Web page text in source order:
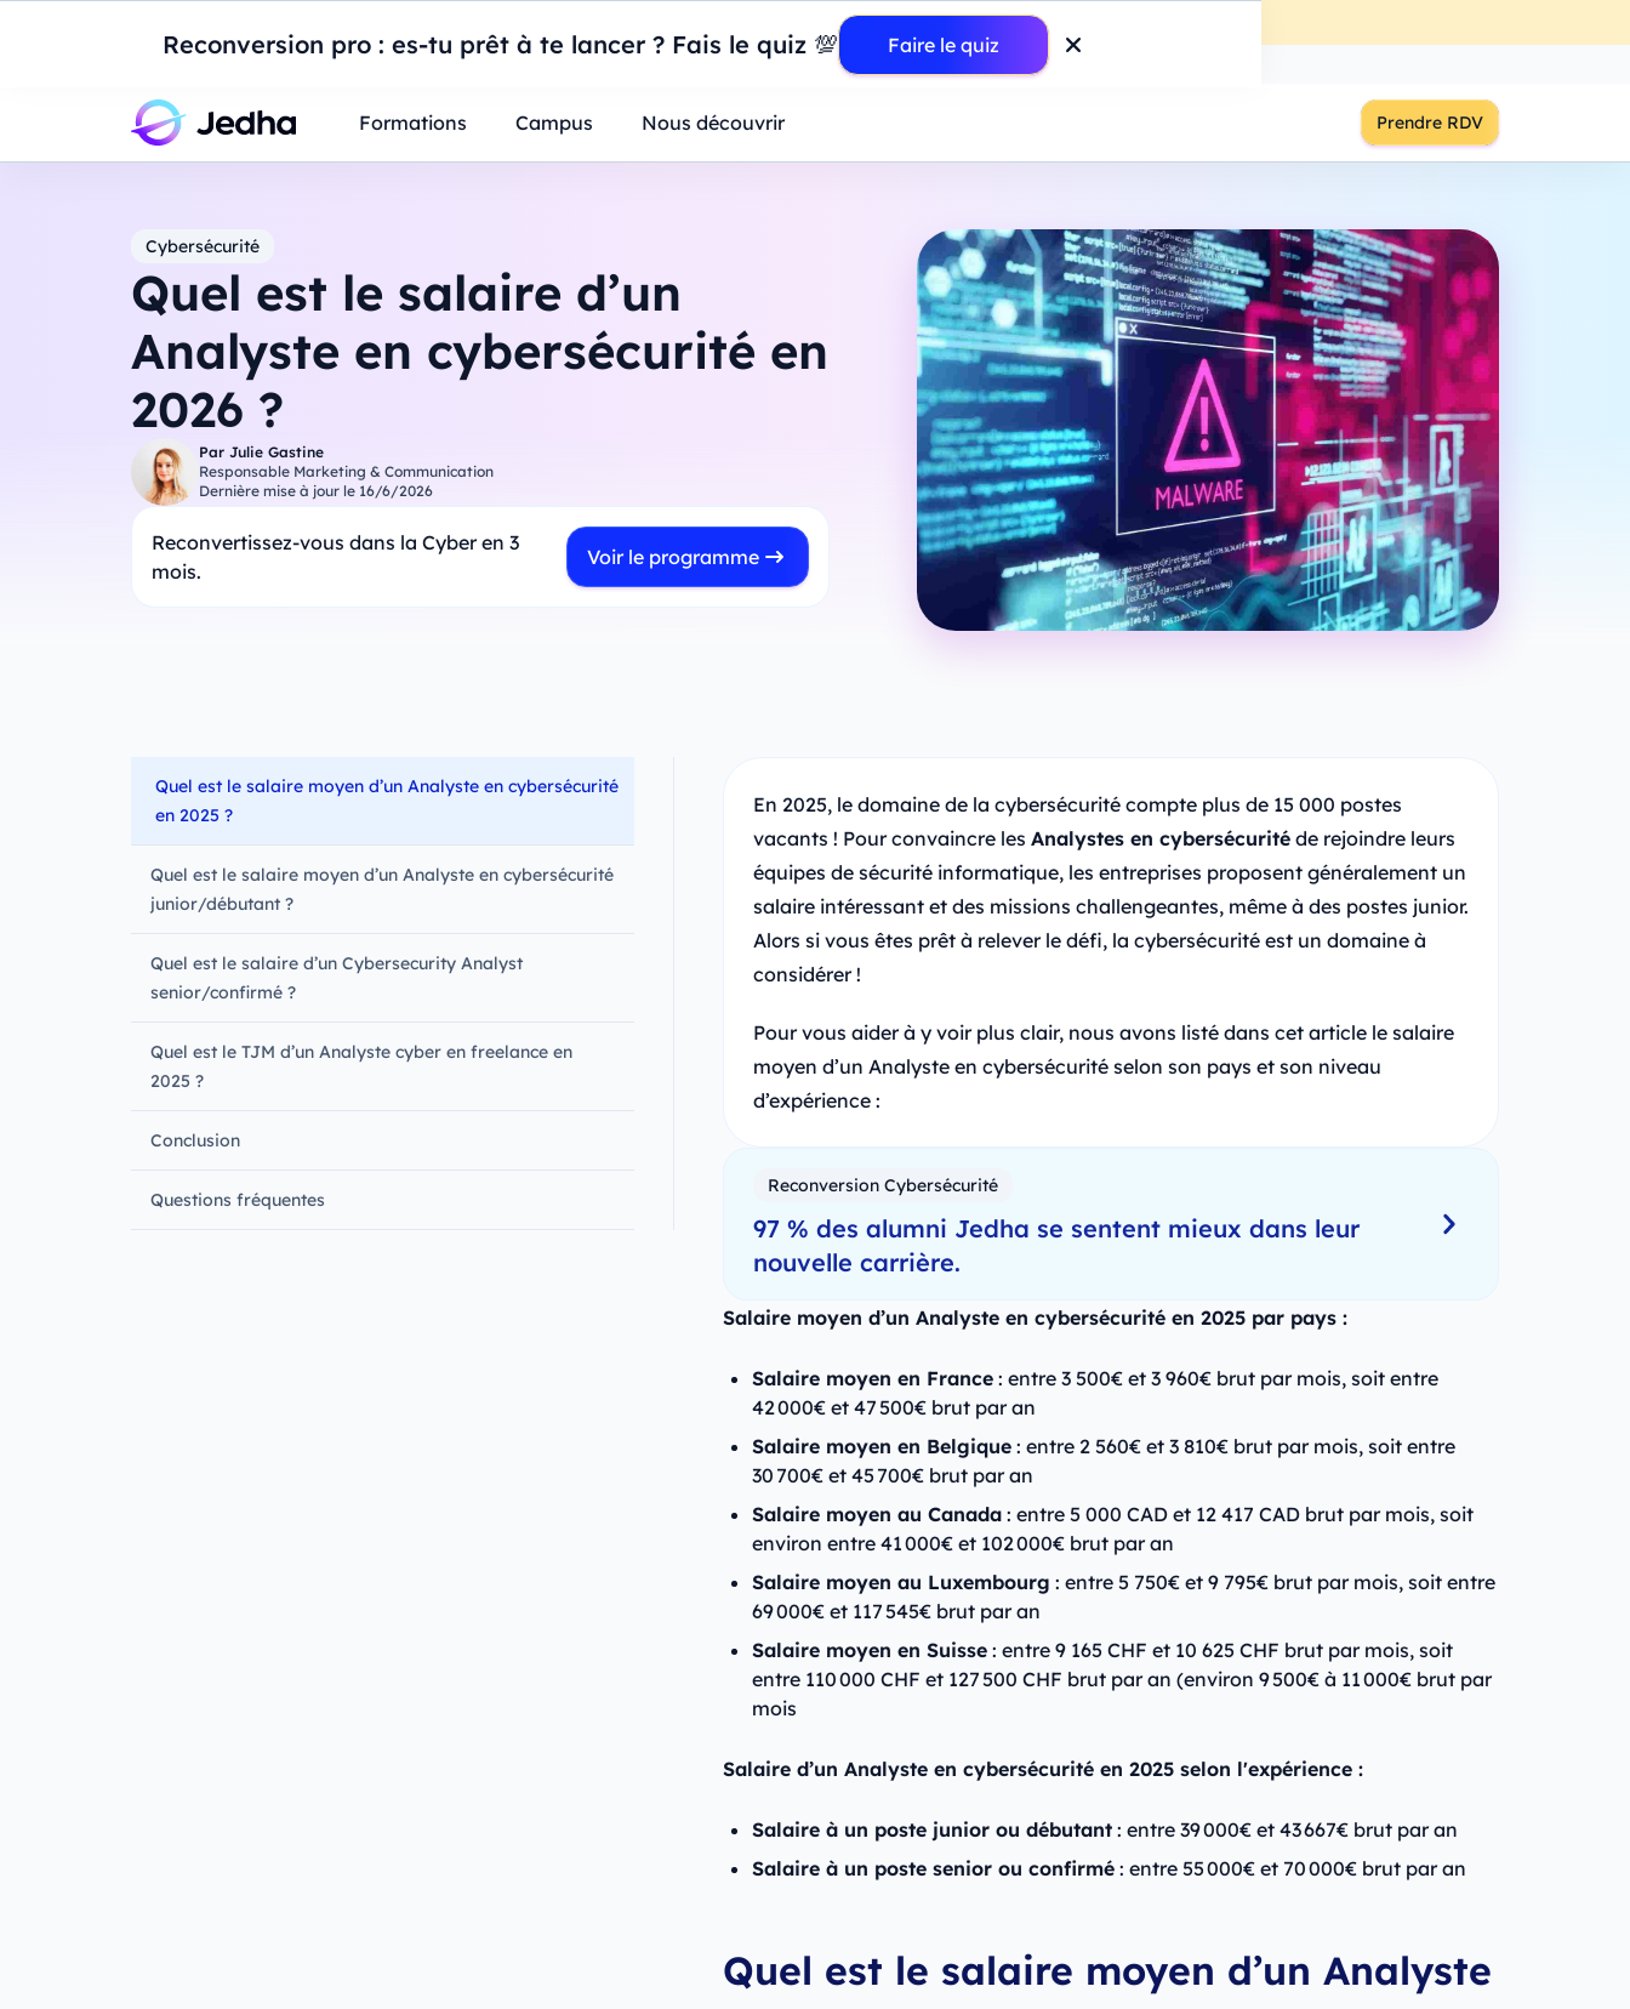
Reconversion pro : es-tu prêt à te lancer ? Fais le quiz 💯 Faire le quiz
Introduction à Power BI : construisez votre premier dashboard de A à Z-Mardi
Étudiants Parents
Formations Campus Nous découvrir Prendre RDV
Cybersécurité
Quel est le salaire d’un
Analyste en cybersécurité en
2026 ?
Par Julie Gastine
Responsable Marketing & Communication
Dernière mise à jour le 16/6/2026
Reconvertissez-vous dans la Cyber en 3
mois.
Voir le programme
Quel est le salaire moyen d’un Analyste en cybersécurité
en 2025 ?
Quel est le salaire moyen d’un Analyste en cybersécurité
junior/débutant ?
Quel est le salaire d’un Cybersecurity Analyst
senior/confirmé ?
Quel est le TJM d’un Analyste cyber en freelance en
2025 ?
Conclusion
Questions fréquentes
En 2025, le domaine de la cybersécurité compte plus de 15 000 postes
vacants ! Pour convaincre les Analystes en cybersécuritéde rejoindre leurs
équipes de sécurité informatique, les entreprises proposent généralement un
salaire intéressant et des missions challengeantes, même à des postes junior.
Alors si vous êtes prêt à relever le défi, la cybersécurité est un domaine à
considérer !
Pour vous aider à y voir plus clair, nous avons listé dans cet article le salaire
moyen d’un Analyste en cybersécurité selon son pays et son niveau
d’expérience :
Reconversion Cybersécurité
97 % des alumni Jedha se sentent mieux dans leur
nouvelle carrière.
Salaire moyen d’un Analyste en cybersécurité en 2025 par pays :
Salaire moyen en France: entre 3 500€ et 3 960€ brut par mois, soit entre
42 000€ et 47 500€ brut par an
Salaire moyen en Belgique: entre 2 560€ et 3 810€ brut par mois, soit entre
30 700€ et 45 700€ brut par an
Salaire moyen au Canada: entre 5 000 CAD et 12 417 CAD brut par mois, soit
environ entre 41 000€ et 102 000€ brut par an
Salaire moyen au Luxembourg : entre 5 750€ et 9 795€ brut par mois, soit entre
69 000€ et 117 545€ brut par an
Salaire moyen en Suisse: entre 9 165 CHF et 10 625 CHF brut par mois, soit
entre 110 000 CHF et 127 500 CHF brut par an (environ 9 500€ à 11 000€ brut par
mois
Salaire d’un Analyste en cybersécurité en 2025 selon l'expérience :
Salaire à un poste junior ou débutant: entre 39 000€ et 43 667€ brut par an
Salaire à un poste senior ou confirmé: entre 55 000€ et 70 000€ brut par an
Quel est le salaire moyen d’un Analyste